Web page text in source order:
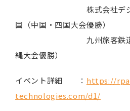
株式会社デジタル
国（中国・四国大会優勝）
九州旅客鉄道株式
縄大会優勝）
イベント詳細 ： https://
technologies.com/d1/